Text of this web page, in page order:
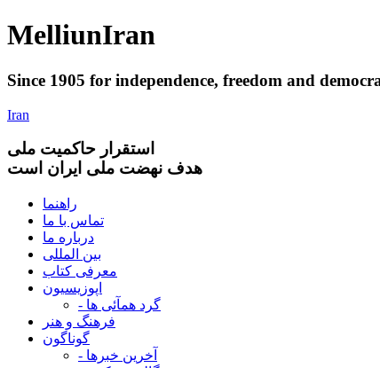
MelliunIran
Since 1905 for independence, freedom and
Iran
استقرار حاکميت ملی
هدف نهضت ملی ایران است
راهنما
تماس با ما
درباره ما
بین المللی
معرفی کتاب
اپوزیسیون
- گرد همآئی ها
فرهنگ و هنر
گوناگون
- آخرین خبرها